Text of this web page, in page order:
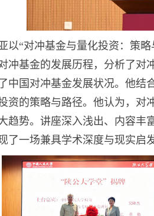
以“对冲基金与量化投资：策
冲基金的发展历程，分析了对
中国对冲基金发展状况。他结
资的策略与路径。他认为，对
趋势。讲座深入浅出、内容丰
了一场兼具学术深度与现实启